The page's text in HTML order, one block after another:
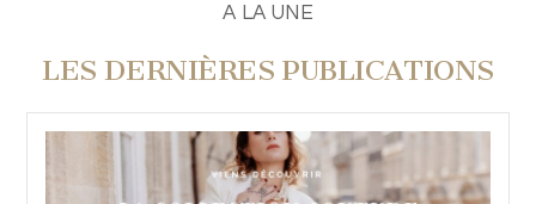
A LA UNE
LES DERNIÈRES PUBLICATIONS